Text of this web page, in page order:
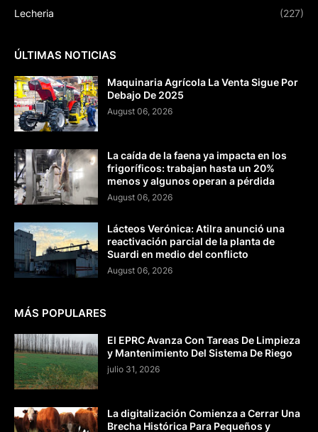
Lecheria (227)
ÚLTIMAS NOTICIAS
Maquinaria Agrícola La Venta Sigue Por
Debajo De 2025
August 06, 2026
La caída de la faena ya impacta en los
frigoríficos: trabajan hasta un 20%
menos y algunos operan a pérdida
August 06, 2026
Lácteos Verónica: Atilra anunció una
reactivación parcial de la planta de
Suardi en medio del conflicto
August 06, 2026
MÁS POPULARES
El EPRC Avanza Con Tareas De Limpieza
y Mantenimiento Del Sistema De Riego
julio 31, 2026
La digitalización Comienza a Cerrar Una
Brecha Histórica Para Pequeños y